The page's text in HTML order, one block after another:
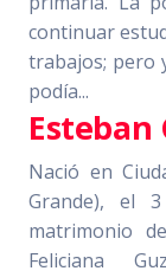
continuar
trabajos; pero
podía...
Esteban
Nació en
Grande), el
matrimonio
Feliciana